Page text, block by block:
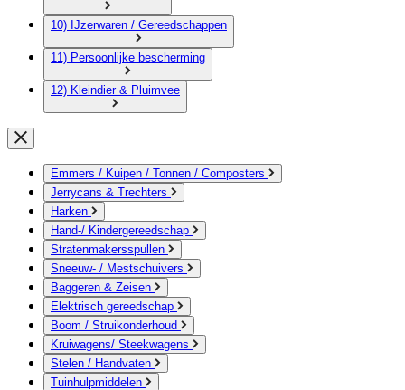
10) IJzerwaren / Gereedschappen
11) Persoonlijke bescherming
12) Kleindier & Pluimvee
Emmers / Kuipen / Tonnen / Composters
Jerrycans & Trechters
Harken
Hand-/ Kindergereedschap
Stratenmakersspullen
Sneeuw- / Mestschuivers
Baggeren & Zeisen
Elektrisch gereedschap
Boom / Struikonderhoud
Kruiwagens/ Steekwagens
Stelen / Handvaten
Tuinhulpmiddelen